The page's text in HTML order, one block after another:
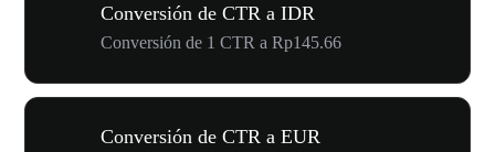
Conversión de CTR a IDR
Conversión de 1 CTR a Rp145.66
Conversión de CTR a EUR